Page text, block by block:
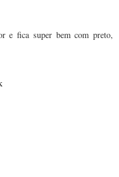
e fica super bem com preto,